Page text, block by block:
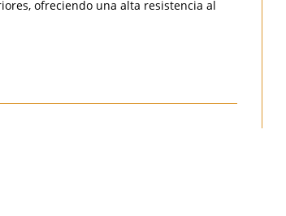
ofreciendo una alta resistencia al